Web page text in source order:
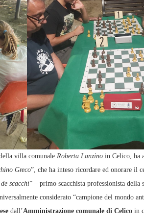
villa comunale Roberta Lanzino in Celico, ha
Greco”, che ha inteso ricordare ed onorare il
scacchi” – primo scacchista professionista
considerato “campione del mondo
dall’Amministrazione comunale di Celico in